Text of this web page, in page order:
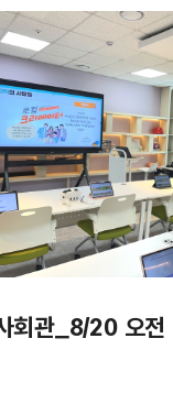
회관_8/20 오